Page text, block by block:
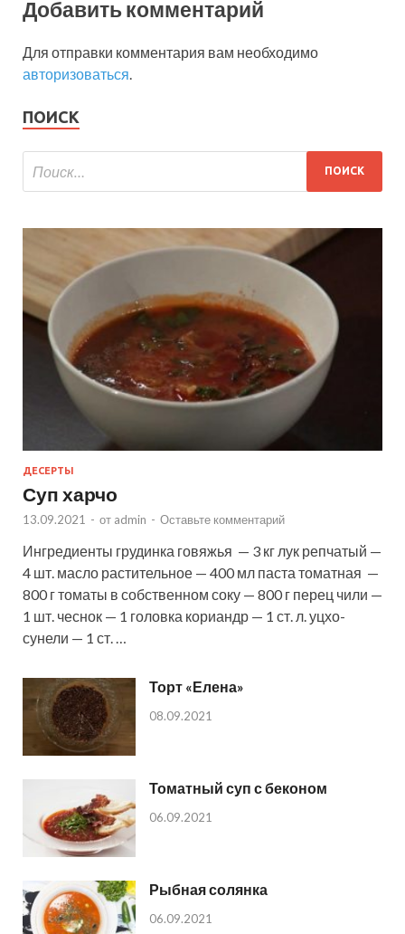
Добавить комментарий
Для отправки комментария вам необходимо
авторизоваться.
ПОИСК
ДЕСЕРТЫ
Суп харчо
13.09.2021 - от admin - Оставьте комментарий
Ингредиенты грудинка говяжья — 3 кг лук репчатый —
4 шт. масло растительное — 400 мл паста томатная —
800 г томаты в собственном соку — 800 г перец чили —
1 шт. чеснок — 1 головка кориандр — 1 ст. л. уцхо-
сунели — 1 ст. …
Торт «Елена»
08.09.2021
Томатный суп с беконом
06.09.2021
Рыбная солянка
06.09.2021